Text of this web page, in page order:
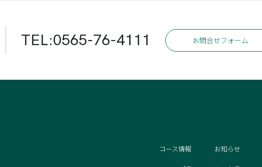
TEL:0565-76-4111 お問合せフォーム
コース情報 お知らせ